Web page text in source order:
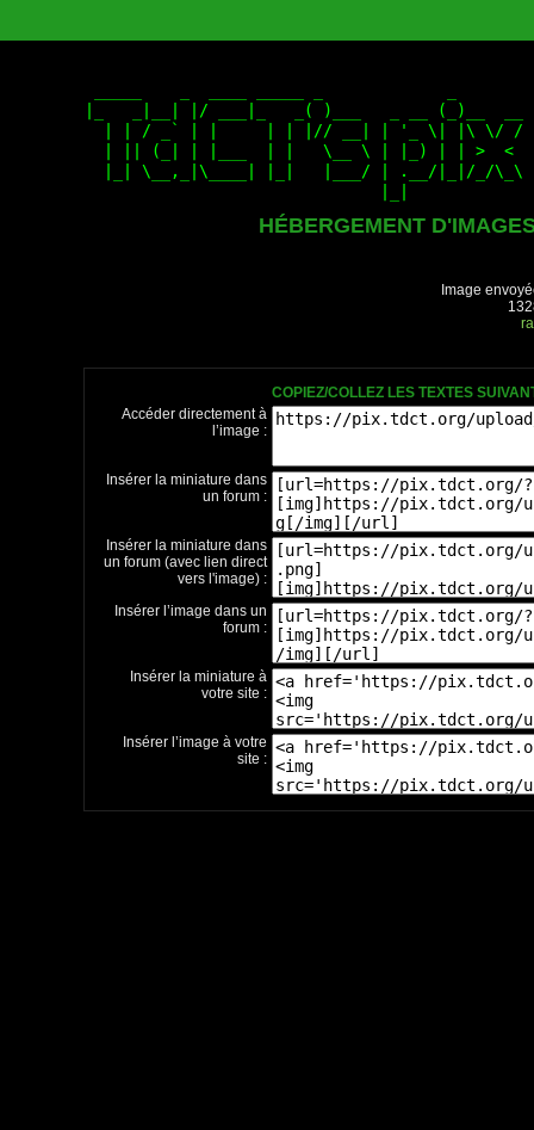
HÉBERGEMENT
Image
COPIEZ/COLLEZ LES TEXTES
Accéder directement à
l’image :
Insérer la miniature dans
un forum :
Insérer la miniature dans
un forum (avec lien direct
vers l'image) :
Insérer l’image dans un
forum :
Insérer la miniature à
votre site :
Insérer l’image à votre
site :